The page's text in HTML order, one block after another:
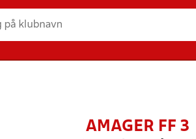
AMAGER FF 3